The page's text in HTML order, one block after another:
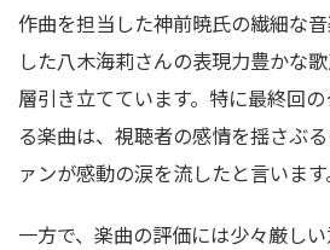
作曲を担当した神前暁氏の繊細な
した八木海莉さんの表現力豊かな
層引き立てています。特に最終回
る楽曲は、視聴者の感情を揺さぶ
ァンが感動の涙を流したと言います
一方で、楽曲の評価には少々厳し